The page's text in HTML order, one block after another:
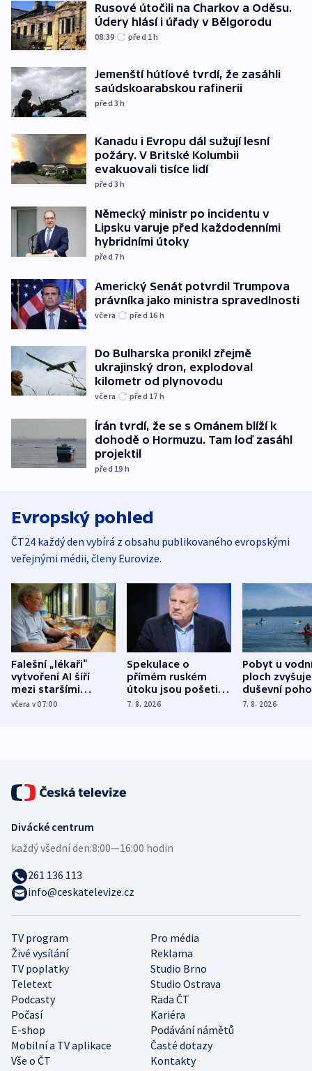
Rusové útočili na Charkov a Oděsu.
Údery hlásí i úřady v Bělgorodu
08:39 před 1h
Jemenští hútíové tvrdí, že zasáhli
saúdskoarabskou rafinerii
před 3h
Kanadu i Evropu dál sužují lesní
požáry. V Britské Kolumbii
evakuovali tisíce lidí
před 3h
Německý ministr po incidentu v
Lipsku varuje před každodenními
hybridními útoky
před 7h
Americký Senát potvrdil Trumpova
právníka jako ministra spravedlnosti
včera před 16 h
Do Bulharska pronikl zřejmě
ukrajinský dron, explodoval
kilometr od plynovodu
včera před 17 h
Írán tvrdí, že se s Ománem blíží k
dohodě o Hormuzu. Tam loď zasáhl
projektil
před 19 h
Evropský pohled
ČT24 každý den vybírá z obsahu publikovaného evropskými
veřejnými médii, členy Eurovize.
Falešní „lékaři“
vytvoření AI šíří
mezi staršími
Poláky nebezpečné
včera v 07:00
Spekulace o
přímém ruském
útoku jsou pošetilé,
míní estonský
7. 8. 2026
Pobyt u
ploch zvyšuje
duševní
ukázala
7. 8. 2026
TV program
Pro média
Živé vysílání
Reklama
TV poplatky
Studio Brno
Teletext
Studio Ostrava
Podcasty
Rada ČT
Počasí
Kariéra
E-shop
Podávání námětů
Mobilní a TV aplikace
Časté dotazy
Vše o ČT
Kontakty
Divácké centrum
každý všední den:8:00—16:00 hodin
261 136 113
info@ceskatelevize.cz